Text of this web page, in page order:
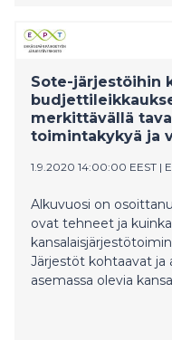
Sote-järjestöihin
merkittävällä
toimintakykyä ja
1.9.2020 14:00:00 EEST |
Alkuvuosi on
ovat tehneet ja
Järjestöt kohtaavat ja
asemassa olevia